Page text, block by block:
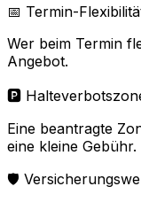
📅 Termin-
Wer beim Termin
Angebot.
🅿️
Eine beantragte
eine kleine Gebühr.
🛡️